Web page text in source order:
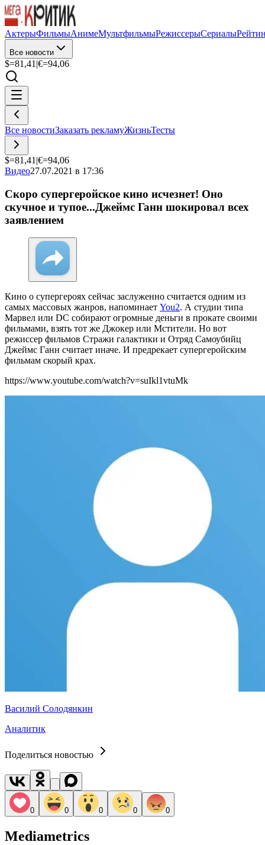
АктерыФильмыАнимеМультфильмыРежиссерыСериалы
Все новости
$=81,41 |€=94,06
Все новостиЗаказать рекламуЖизньТесты
$=81,41 |€=94,06
Видео27.07.2021 в 17:36
Скоро супергеройское кино исчезнет! Оно
скучное и тупое...Джеймс Ганн шокировал всех
заявлением
Кино о супергероях сейчас заслуженно считается одним из
самых массовых жанров, напоминает You2. А студии типа
Марвел или DC собирают огромные деньги в прокате своими
фильмами, взять тот же Джокер или Мстители. Но вот
режиссер фильмов Стражи галактики и Отряд Самоубийц
Джеймс Ганн считает иначе. И предрекает супергеройским
фильмам скорый крах.
https://www.youtube.com/watch?v=suIkl1vtuMk
Василий Солодянкин
Аналитик
Поделиться новостью
0 0 0 0 0
Mediametrics